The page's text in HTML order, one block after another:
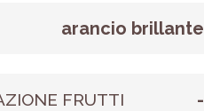
arancio brillante
FRUTTI -